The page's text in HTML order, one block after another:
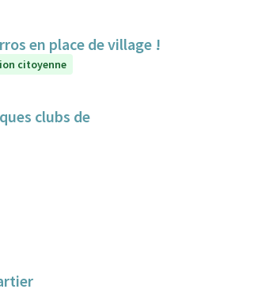
en place de village !
citoyenne
clubs de